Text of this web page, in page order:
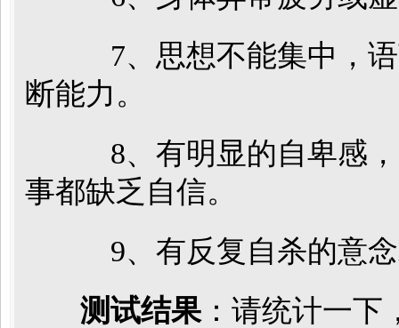
7、思想不能集中，语
断能力。
8、有明显的自卑感，
事都缺乏自信。
9、有反复自杀的意念
测试结果 ：请统计一